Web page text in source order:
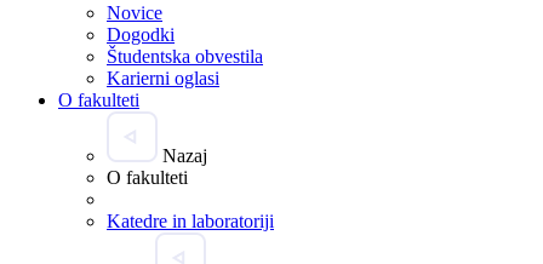
Novice
Dogodki
Študentska obvestila
Karierni oglasi
O fakulteti
Nazaj
O fakulteti
Katedre in laboratoriji